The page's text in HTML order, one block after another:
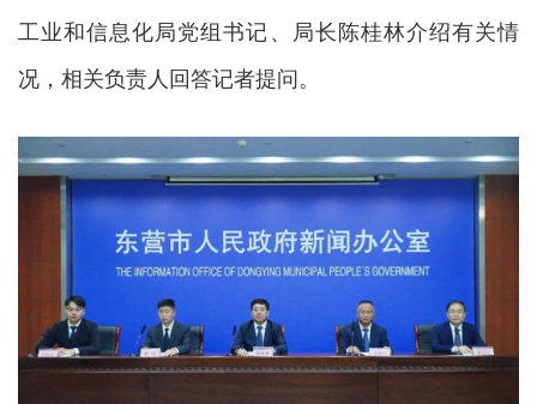
工业和信息化局党组书记、局长陈桂林介绍有关情
况，相关负责人回答记者提问。